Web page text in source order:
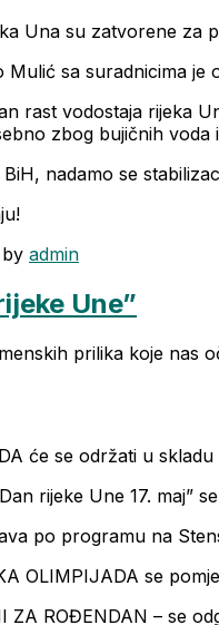
Una su zatvorene za
sa suradnicima
rast vodostaja rijeka
zbog bujičnih voda
nadamo se
by admin
Une”
prilika koje nas
će se održati u
rijeke Une 17. maj”
po programu na
OLIMPIJADA se
ZA ROĐENDAN – se